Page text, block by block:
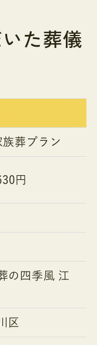
た葬儀
族葬プラン
円
の四季風 江
区